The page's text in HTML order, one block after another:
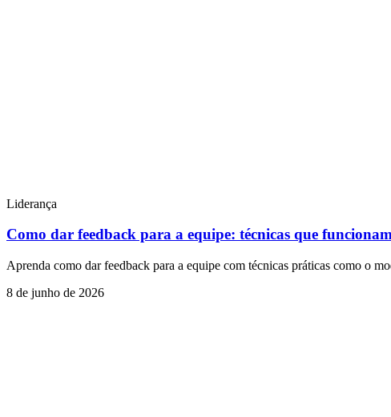
Liderança
Como dar feedback para a equipe: técnicas que
Aprenda como dar feedback para a equipe com técnicas práticas como o
8 de junho de 2026